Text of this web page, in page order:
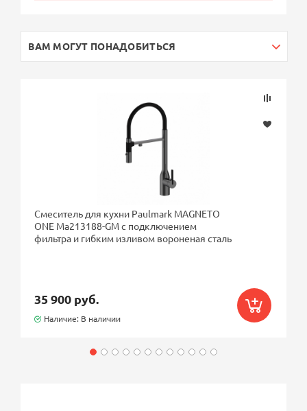
ВАМ МОГУТ ПОНАДОБИТЬСЯ
Смеситель для кухни Paulmark MAGNETO
ONE Ma213188-GM с подключением
фильтра и гибким изливом вороненая сталь
35 900 руб.
Наличие: В наличии